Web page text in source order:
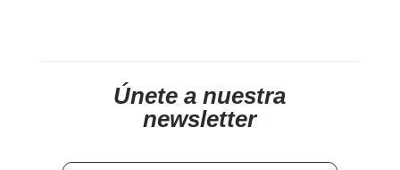
Únete a nuestra
newsletter